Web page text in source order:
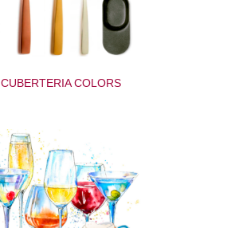
CUBERTERIA COLORS